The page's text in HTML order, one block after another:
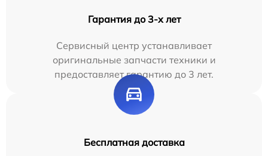
Гарантия до 3-х лет
Сервисный центр устанавливает
оригинальные запчасти техники и
предоставляет гарантию до 3 лет.
Бесплатная доставка